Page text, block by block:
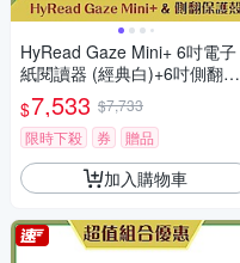
HyRead Gaze Mini+ 6吋電子
紙閱讀器 (經典白)+6吋側翻保
護殼
$7,533 $7,733
限時下殺
券 贈品
加入購物車